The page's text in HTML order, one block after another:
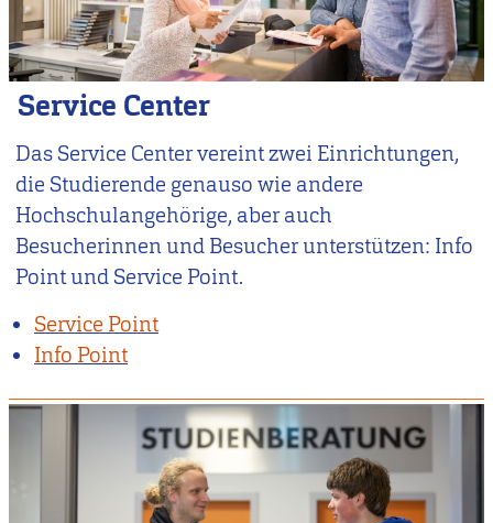
Service Center
Das Service Center vereint zwei Einrichtungen,
die Studierende genauso wie andere
Hochschulangehörige, aber auch
Besucherinnen und Besucher unterstützen: Info
Point und Service Point.
Service Point
Info Point